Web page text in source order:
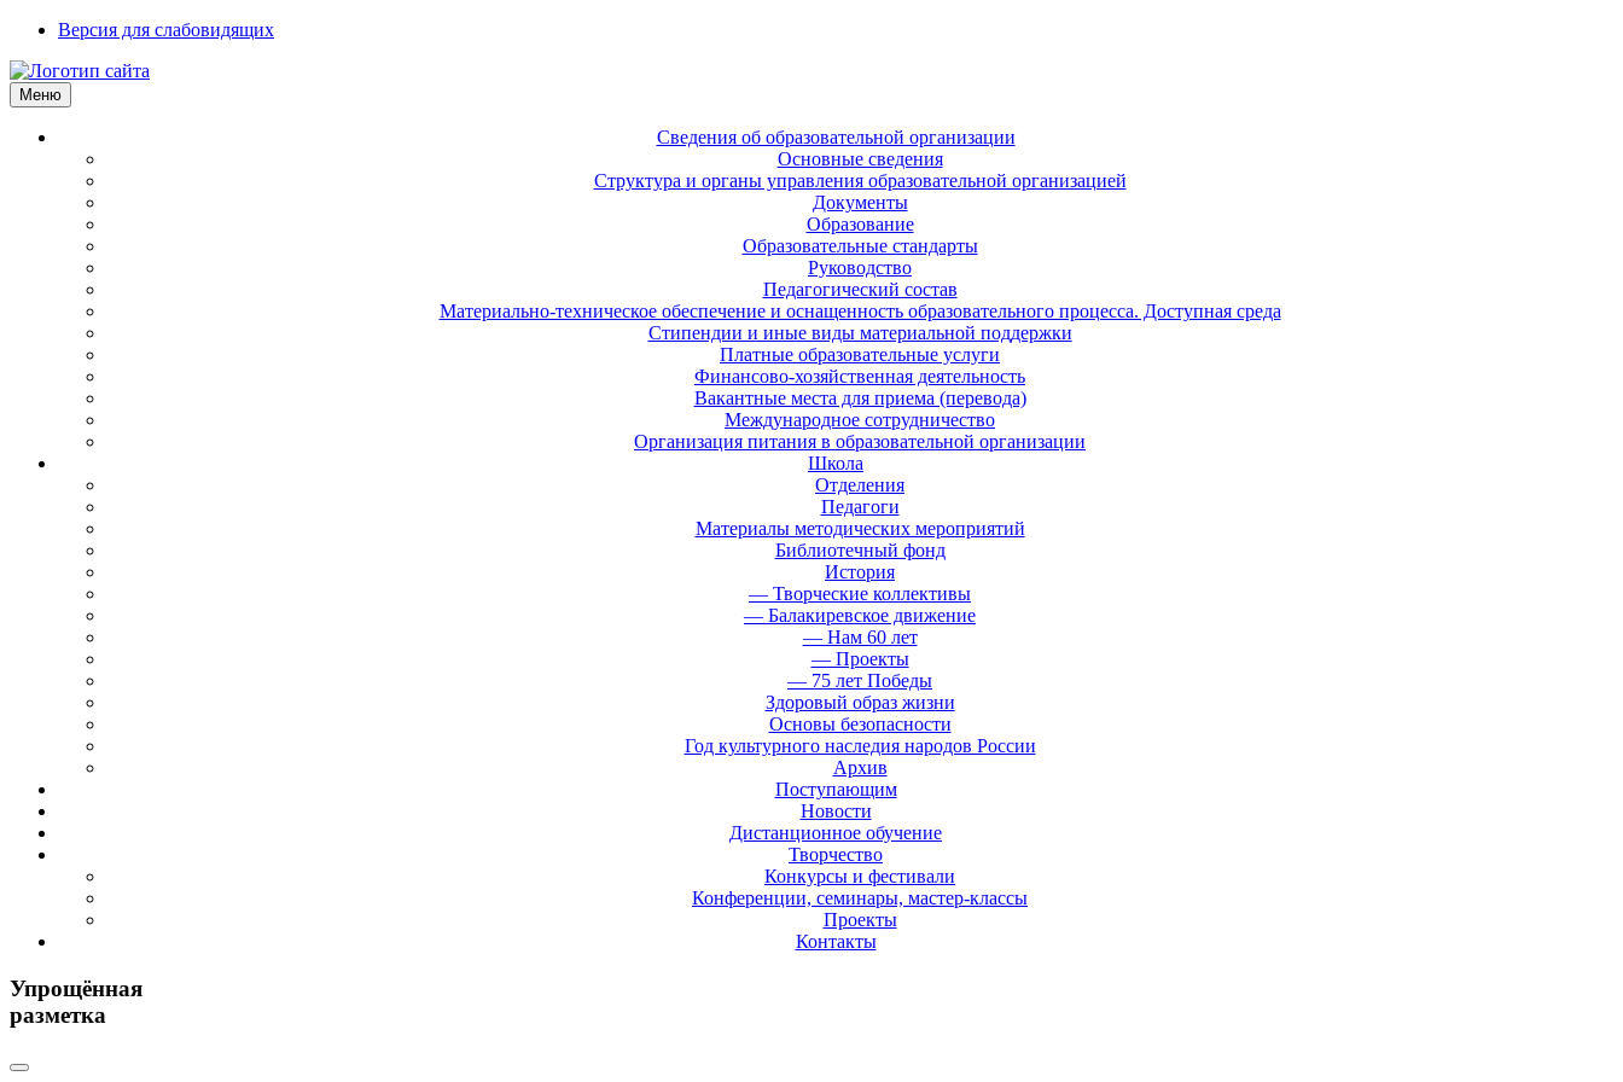
Версия для слабовидящих
Меню
Сведения об образовательной организации
Основные сведения
Структура и органы управления образовательной организацией
Документы
Образование
Образовательные стандарты
Руководство
Педагогический состав
Материально-техническое обеспечение и оснащенность образовательного процесса. Доступная среда
Стипендии и иные виды материальной поддержки
Платные образовательные услуги
Финансово-хозяйственная деятельность
Вакантные места для приема (перевода)
Международное сотрудничество
Организация питания в образовательной организации
Школа
Отделения
Педагоги
Материалы методических мероприятий
Библиотечный фонд
История
— Творческие коллективы
— Балакиревское движение
— Нам 60 лет
— Проекты
— 75 лет Победы
Здоровый образ жизни
Основы безопасности
Год культурного наследия народов России
Архив
Поступающим
Новости
Дистанционное обучение
Творчество
Конкурсы и фестивали
Конференции, семинары, мастер-классы
Проекты
Контакты
Упрощённая
разметка